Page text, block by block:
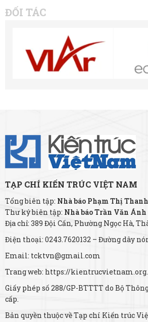
ĐỐI TÁC
TẠP CHÍ KIẾN TRÚC VIỆT NAM
Tổng biên tập: Nhà báo Phạm Thị
Thư ký biên tập: Nhà báo Trần Văn Ánh
Địa chỉ: 389 Đội Cấn, Phường Ngọc Hà,
Điện thoại: 0243.7620132 – Đường dây
Email: tcktvn@gmail.com
Trang web: https://
Giấy phép số 288/GP-BTTTT do Bộ
cấp.
Bản quyền thuộc về Tạp chí Kiến trúc